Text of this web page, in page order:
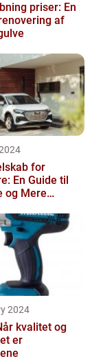
priser: En
af
for
En Guide til
og Mere
2024
kvalitet og
er